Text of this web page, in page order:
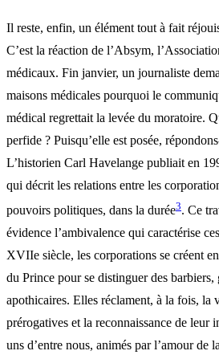
Il reste, enfin, un élément tout à fait
C’est la réaction de l’Absym,
médicaux. Fin janvier, un journaliste
maisons médicales pourquoi le
médical regrettait la levée du moratoire.
perfide ? Puisqu’elle est posée,
L’historien Carl Havelange publiait en
qui décrit les relations entre les
pouvoirs politiques, dans la durée3. Ce
évidence l’ambivalence qui caractérise
XVIIe siècle, les corporations se créent
du Prince pour se distinguer des barbiers,
apothicaires. Elles réclament, à la fois, la
prérogatives et la reconnaissance de leur
uns d’entre nous, animés par l’amour de